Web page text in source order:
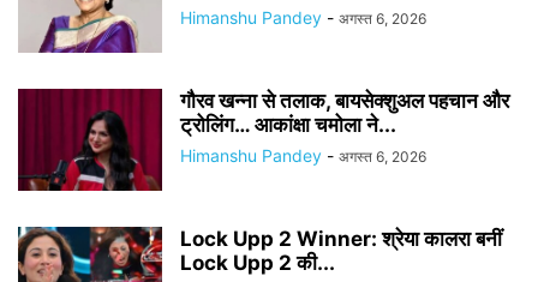
Himanshu Pandey - अगस्त 6, 2026
गौरव खन्ना से तलाक, बायसेक्शुअल पहचान और
ट्रोलिंग… आकांक्षा चमोला ने...
Himanshu Pandey - अगस्त 6, 2026
Lock Upp 2 Winner: श्रेया कालरा बनीं
Lock Upp 2 की...